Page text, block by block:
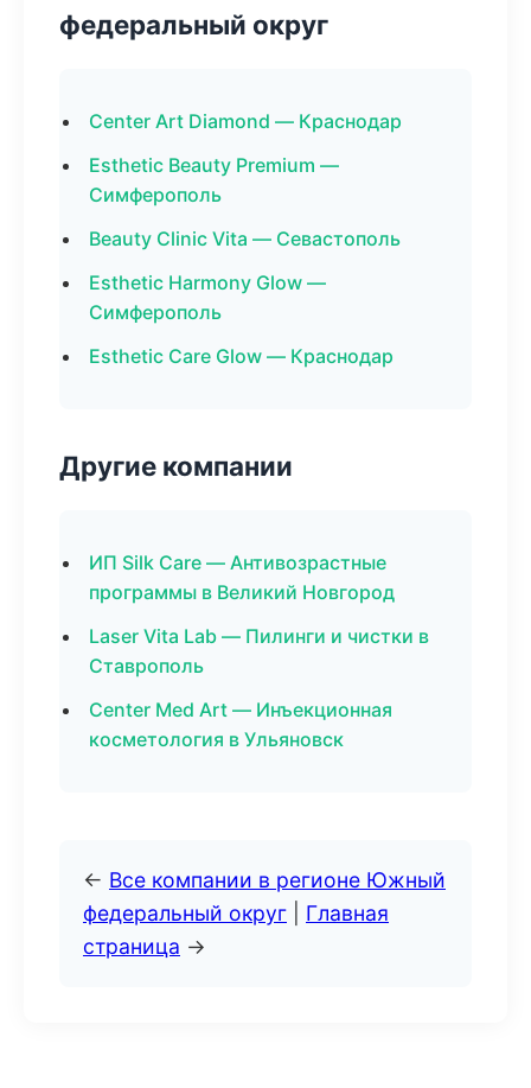
федеральный округ
Center Art Diamond — Краснодар
Esthetic Beauty Premium —
Симферополь
Beauty Clinic Vita — Севастополь
Esthetic Harmony Glow —
Симферополь
Esthetic Care Glow — Краснодар
Другие компании
ИП Silk Care — Антивозрастные
программы в Великий Новгород
Laser Vita Lab — Пилинги и чистки в
Ставрополь
Center Med Art — Инъекционная
косметология в Ульяновск
← Все компании в регионе Южный
федеральный округ
Главная
страница →